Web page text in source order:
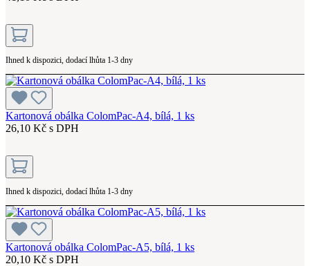
Ihned k dispozici, dodací lhůta 1-3 dny
Kartonová obálka ColomPac-A4, bílá, 1 ks
26,10 Kč s DPH
Ihned k dispozici, dodací lhůta 1-3 dny
Kartonová obálka ColomPac-A5, bílá, 1 ks
20,10 Kč s DPH